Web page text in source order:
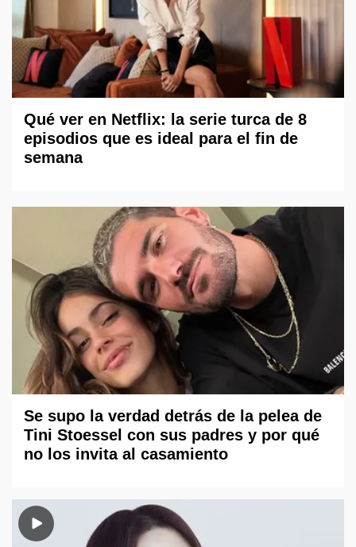
Qué ver en Netflix: la serie turca de 8
episodios que es ideal para el fin de
semana
Se supo la verdad detrás de la pelea de
Tini Stoessel con sus padres y por qué
no los invita al casamiento